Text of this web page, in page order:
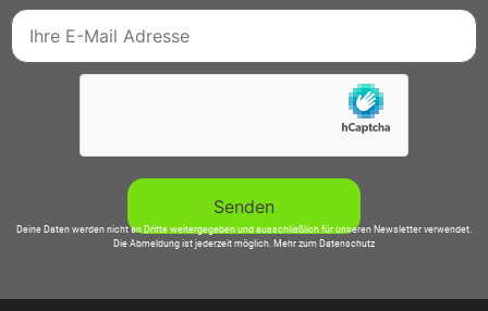
Deine Daten werden nicht an Dritte weitergegeben und ausschließlich für unseren Newsletter verwendet.
Die Abmeldung ist jederzeit möglich.Mehr zum Datenschutz